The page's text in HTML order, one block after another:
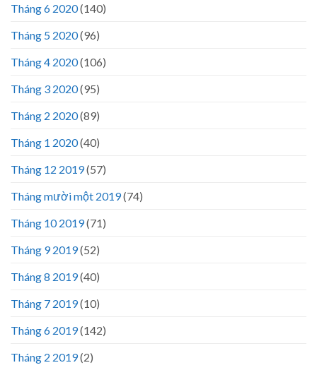
Tháng 6 2020(140)
Tháng 5 2020(96)
Tháng 4 2020(106)
Tháng 3 2020(95)
Tháng 2 2020(89)
Tháng 1 2020(40)
Tháng 12 2019(57)
Tháng mười một 2019(74)
Tháng 10 2019(71)
Tháng 9 2019(52)
Tháng 8 2019(40)
Tháng 7 2019(10)
Tháng 6 2019(142)
Tháng 2 2019(2)